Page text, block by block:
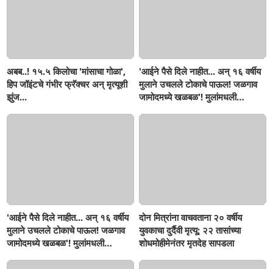
अबब..! १५.५ किलोचा 'मांसाचा गोळा',
हिप जॉइंटचे गंभीर फ्रॅक्चर अन् मृत्यूशी
झुंज...
'आईने पैसे दिले नाहीत... अन् १६ वर्षीय
मुलाने उचलले टोकाचे पाऊल! जळगाव
जामोदमध्ये खळबळ'! मुलांमधली
'आईने पैसे दिले नाहीत... अन् १६ वर्षीय
मुलाने उचलले टोकाचे पाऊल! जळगाव
जामोदमध्ये खळबळ'! मुलांमधली
दोन मित्रांना वाचवताना २० वर्षीय
युवकाचा दुर्दैवी मृत्यू; २२ तासांच्या
शोधमोहीमेनंतर मृतदेह सापडला